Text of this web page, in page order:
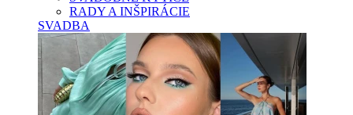
RADY A INŠPIRÁCIE
SVADBA